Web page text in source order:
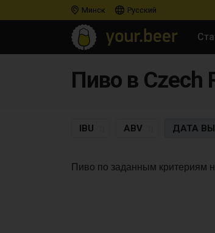
Минск Русский
Пиво в Czech
IBU ABV ДАТА
Пиво по заданным критериям